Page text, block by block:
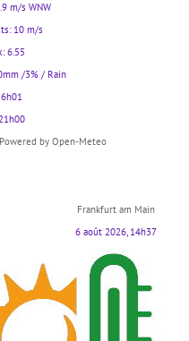
m/s WNW
10 m/s
6.55
/3% / Rain
by Open-Meteo
Frankfurt am Main
6 août 2026, 14h37